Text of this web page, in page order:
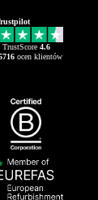
TrustScore 4.6
ocen klientów